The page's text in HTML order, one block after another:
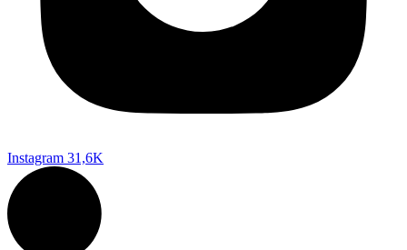
Instagram 31,6K